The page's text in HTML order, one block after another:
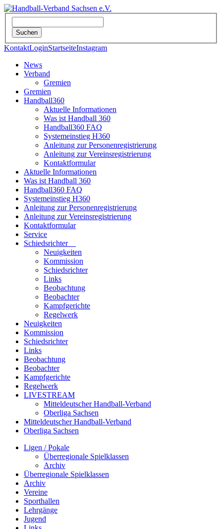
KontaktLoginStartseiteInstagram
News
Verband
Gremien
Gremien
Handball360
Aktuelle Informationen
Was ist Handball 360
Handball360 FAQ
Systemeinstieg H360
Anleitung zur Personenregistrierung
Anleitung zur Vereinsregistrierung
Kontaktformular
Aktuelle Informationen
Was ist Handball 360
Handball360 FAQ
Systemeinstieg H360
Anleitung zur Personenregistrierung
Anleitung zur Vereinsregistrierung
Kontaktformular
Service
Schiedsrichter
Neuigkeiten
Kommission
Schiedsrichter
Links
Beobachtung
Beobachter
Kampfgerichte
Regelwerk
Neuigkeiten
Kommission
Schiedsrichter
Links
Beobachtung
Beobachter
Kampfgerichte
Regelwerk
LIVESTREAM
Mitteldeutscher Handball-Verband
Oberliga Sachsen
Mitteldeutscher Handball-Verband
Oberliga Sachsen
Ligen / Pokale
Überregionale Spielklassen
Archiv
Überregionale Spielklassen
Archiv
Vereine
Sporthallen
Lehrgänge
Jugend